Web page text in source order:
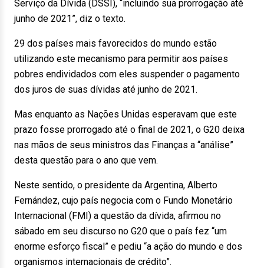
Serviço da Dívida (DSSI), “incluindo sua prorrogação até
junho de 2021”, diz o texto.
29 dos países mais favorecidos do mundo estão
utilizando este mecanismo para permitir aos países
pobres endividados com eles suspender o pagamento
dos juros de suas dívidas até junho de 2021.
Mas enquanto as Nações Unidas esperavam que este
prazo fosse prorrogado até o final de 2021, o G20 deixa
nas mãos de seus ministros das Finanças a “análise”
desta questão para o ano que vem.
Neste sentido, o presidente da Argentina, Alberto
Fernández, cujo país negocia com o Fundo Monetário
Internacional (FMI) a questão da dívida, afirmou no
sábado em seu discurso no G20 que o país fez “um
enorme esforço fiscal” e pediu “a ação do mundo e dos
organismos internacionais de crédito”.